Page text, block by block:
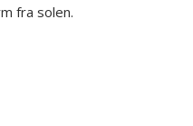
fra solen.